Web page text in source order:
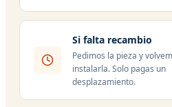
Si falta recambio
Pedimos la pieza y
instalarla. Solo pagas un
desplazamiento.